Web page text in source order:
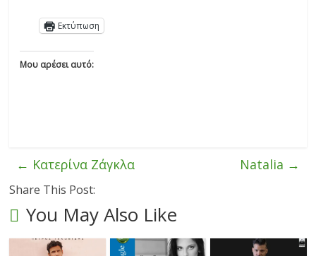
Εκτύπωση
Μου αρέσει αυτό:
← Κατερίνα Ζάγκλα Natalia →
Share This Post:
You May Also Like